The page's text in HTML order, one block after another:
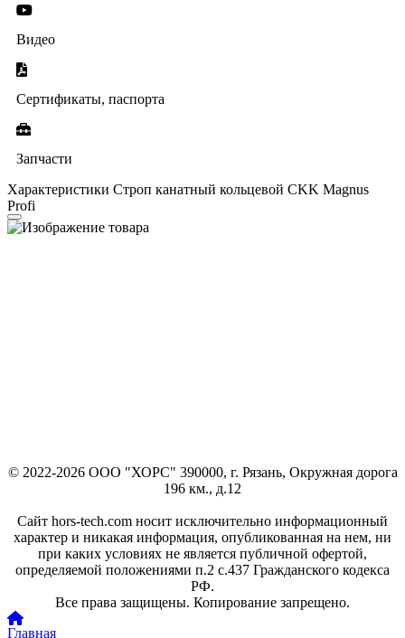
Видео
Сертификаты, паспорта
Запчасти
Характеристики Строп канатный кольцевой CKK Magnus
Profi
© 2022-2026 ООО "ХОРС" 390000, г. Рязань, Окружная дорога
196 км., д.12
Сайт hors-tech.com носит исключительно информационный
характер и никакая информация, опубликованная на нем, ни
при каких условиях не является публичной офертой,
определяемой положениями п.2 с.437 Гражданского кодекса
РФ.
Все права защищены. Копирование запрещено.
Главная